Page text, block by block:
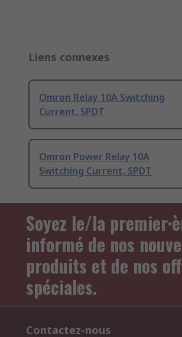
Liens connexes
Omron Relay 10A Switching
Current, SPDT
Omron Power Relay 10A
Switching Current, SPDT
Soyez le/la
informé de nos
produits et de nos
spéciales.
Contactez-nous